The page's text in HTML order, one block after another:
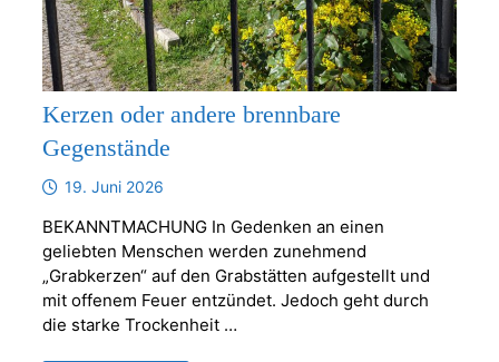
Kerzen oder andere brennbare
Gegenstände
19. Juni 2026
BEKANNTMACHUNG In Gedenken an einen
geliebten Menschen werden zunehmend
„Grabkerzen“ auf den Grabstätten aufgestellt und
mit offenem Feuer entzündet. Jedoch geht durch
die starke Trockenheit …